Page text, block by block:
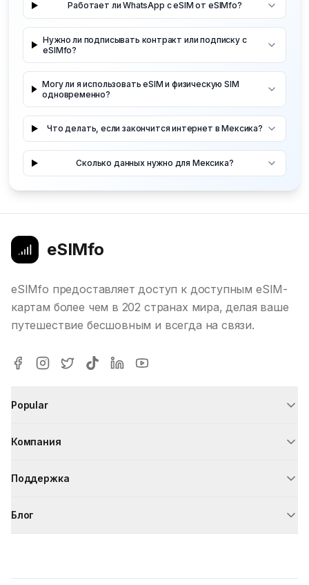
Работает ли WhatsApp с eSIM от eSIMfo?
Нужно ли подписывать контракт или подписку с
eSIMfo?
Могу ли я использовать eSIM и физическую SIM
одновременно?
Что делать, если закончится интернет в Мексика?
Сколько данных нужно для Мексика?
eSIMfo
eSIMfo предоставляет доступ к доступным eSIM-
картам более чем в 202 странах мира, делая ваше
путешествие бесшовным и всегда на связи.
Popular
Компания
Поддержка
Блог